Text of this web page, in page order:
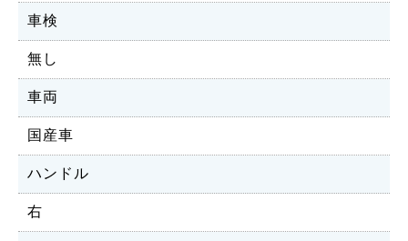
車検
無し
車両
国産車
ハンドル
右